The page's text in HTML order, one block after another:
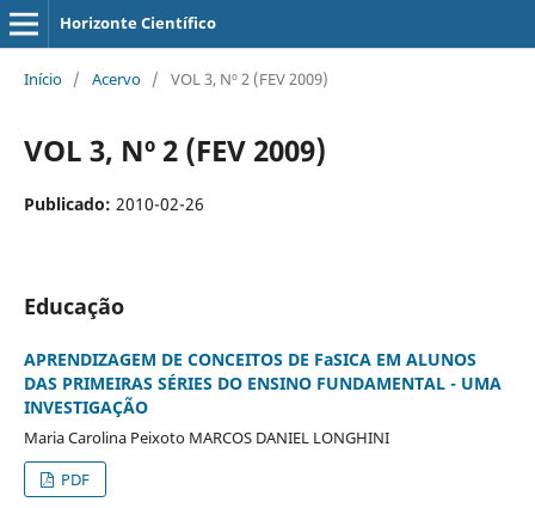
Horizonte Científico
Início / Acervo / VOL 3, Nº 2 (FEV 2009)
VOL 3, Nº 2 (FEV 2009)
Publicado: 2010-02-26
Educação
APRENDIZAGEM DE CONCEITOS DE FaSICA EM ALUNOS
DAS PRIMEIRAS SÉRIES DO ENSINO FUNDAMENTAL - UMA
INVESTIGAÇÃO
Maria Carolina Peixoto MARCOS DANIEL LONGHINI
PDF